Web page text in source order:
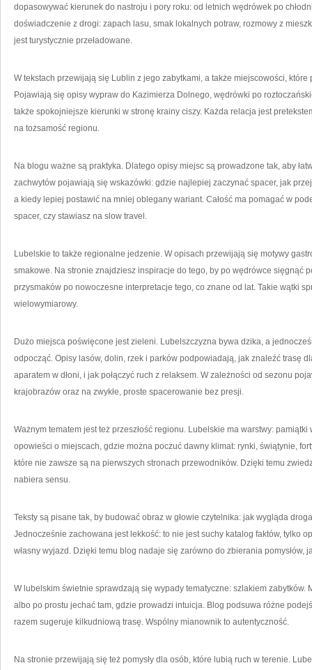
dopasowywać kierunek do nastroju i pory roku: od letnich wędrówek po
doświadczenie z drogi: zapach lasu, smak lokalnych potraw, rozmowy z
jest turystycznie przeładowane.
W tekstach przewijają się Lublin z jego zabytkami, a także miejscowości,
Pojawiają się opisy wypraw do Kazimierza Dolnego, wędrówki po
także spokojniejsze kierunki w stronę krainy ciszy. Każda relacja jest
na tożsamość regionu.
Na blogu ważne są praktyka. Dlatego opisy miejsc są prowadzone tak, aby
zachwytów pojawiają się wskazówki: gdzie najlepiej zaczynać spacer, jak
a kiedy lepiej postawić na mniej oblegany wariant. Całość ma pomagać w
spacer, czy stawiasz na slow travel.
Lubelskie to także regionalne jedzenie. W opisach przewijają się motywy
smakowe. Na stronie znajdziesz inspiracje do tego, by po wędrówce sięgnąć
przysmaków po nowoczesne interpretacje tego, co znane od lat. Takie wątki
wielowymiarowy.
Dużo miejsca poświęcone jest zieleni. Lubelszczyzna bywa dzika, a
odpocząć. Opisy lasów, dolin, rzek i parków podpowiadają, jak znaleźć trasę
aparatem w dłoni, i jak połączyć ruch z relaksem. W zależności od sezonu
krajobrazów oraz na zwykłe, proste spacerowanie bez presji.
Ważnym tematem jest też przeszłość regionu. Lubelskie ma warstwy:
opowieści o miejscach, gdzie można poczuć dawny klimat: rynki, świątynie,
które nie zawsze są na pierwszych stronach przewodników. Dzięki temu
nabiera sensu.
Teksty są pisane tak, by budować obraz w głowie czytelnika: jak wygląda
Jednocześnie zachowana jest lekkość: to nie jest suchy katalog faktów, tylko
własny wyjazd. Dzięki temu blog nadaje się zarówno do zbierania pomysłów,
W lubelskim świetnie sprawdzają się wypady tematyczne: szlakiem zabytków.
albo po prostu jechać tam, gdzie prowadzi intuicja. Blog podsuwa różne
razem sugeruje kilkudniową trasę. Wspólny mianownik to autentyczność.
Na stronie przewijają się też pomysły dla osób, które lubią ruch w terenie.